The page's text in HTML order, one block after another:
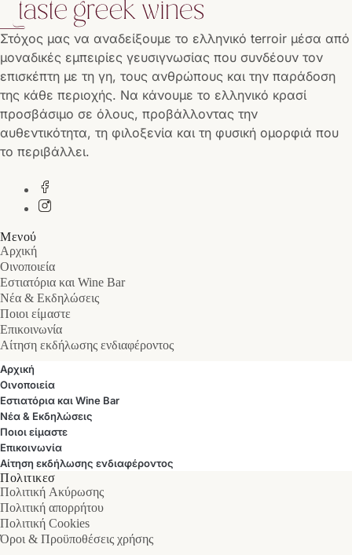
Στόχος μας να αναδείξουμε το ελληνικό terroir μέσα από
μοναδικές εμπειρίες γευσιγνωσίας που συνδέουν τον
επισκέπτη με τη γη, τους ανθρώπους και την παράδοση
της κάθε περιοχής. Να κάνουμε το ελληνικό κρασί
προσβάσιμο σε όλους, προβάλλοντας την
αυθεντικότητα, τη φιλοξενία και τη φυσική ομορφιά που
το περιβάλλει.
Μενού
Αρχική
Οινοποιεία
Εστιατόρια και Wine Bar
Νέα & Εκδηλώσεις
Ποιοι είμαστε
Επικοινωνία
Αίτηση εκδήλωσης ενδιαφέροντος
Αρχική
Οινοποιεία
Εστιατόρια και Wine Bar
Νέα & Εκδηλώσεις
Ποιοι είμαστε
Επικοινωνία
Αίτηση εκδήλωσης ενδιαφέροντος
Πολιτικεσ
Πολιτική Ακύρωσης
Πολιτική απορρήτου
Πολιτική Cookies
Όροι & Προϋποθέσεις χρήσης